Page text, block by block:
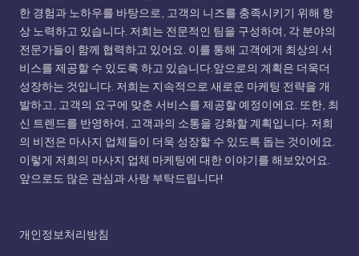
한 경험과 노하우를 바탕으로, 고객의 니즈를 충족시키기 위해 항
상 노력하고 있습니다. 저희는 전문적인 팀을 구성하여, 각 분야의
전문가들이 함께 협력하고 있어요. 이를 통해 고객에게 최상의 서
비스를 제공할 수 있도록 하고 있습니다.앞으로의 계획은 더욱더
성장하는 것입니다. 저희는 지속적으로 새로운 마케팅 전략을 개
발하고, 고객의 요구에 맞춘 서비스를 제공할 예정이에요. 또한, 최
신 트렌드를 반영하여, 고객과의 소통을 강화할 계획입니다. 저희
의 비전은 마사지 업체들이 더욱 성장할 수 있도록 돕는 것이에요.
이렇게 저희의 마사지 업체 마케팅에 대한 이야기를 해보았어요.
앞으로도 많은 관심과 사랑 부탁드립니다!
개인정보처리방침